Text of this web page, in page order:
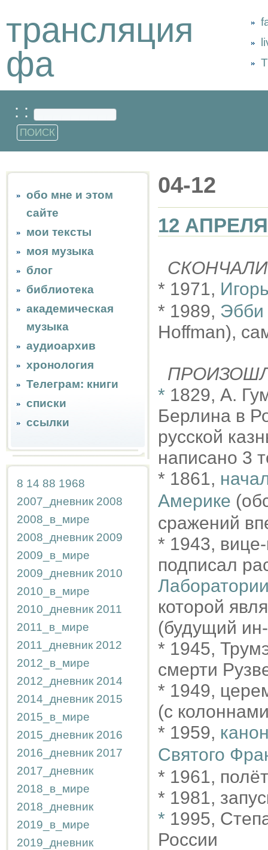
трансляция
фа
: :
обо мне и этом
сайте
мои тексты
моя музыка
блог
библиотека
академическая
музыка
аудиоархив
хронология
Телеграм: книги
списки
ссылки
8 14 88 1968
2007_дневник 2008
2008_в_мире
2008_дневник 2009
2009_в_мире
2009_дневник 2010
2010_в_мире
2010_дневник 2011
2011_в_мире
2011_дневник 2012
2012_в_мире
2012_дневник 2014
2014_дневник 2015
2015_в_мире
2015_дневник 2016
2016_дневник 2017
2017_дневник
2018_в_мире
2018_дневник
2019_в_мире
2019_дневник
04-12
12 АПРЕЛЯ
* 1971,
* 1989,
Hoffman),
* 1829, А.
Берлина в
русской
написано 3
* 1861,
Америке
сражений
* 1943,
подписал
которой
(будущий
* 1945,
смерти
* 1949,
(с
* 1959,
Святого
* 1961,
* 1981,
* 1995,
России